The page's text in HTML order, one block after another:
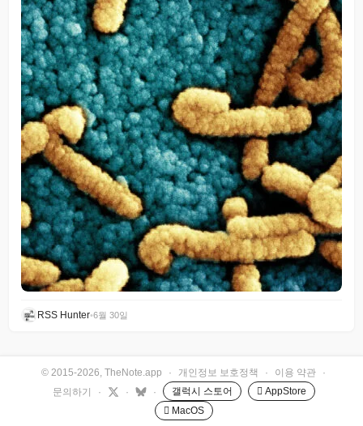
RSS Hunter•6월 30일
© 2015-2026, TheNote.app · 개인정보 보호정책 · 이용 약관
·
문의하기
· · · 갤럭시 스토어
 AppStore
 MacOS